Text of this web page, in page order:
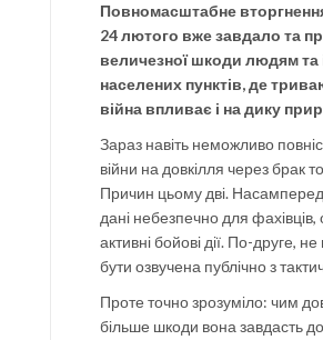
Повномасштабне вторгнення
24 лютого вже завдало та
величезної шкоди людям та
населених пунктів, де
війна впливає і на дику
Зараз навіть неможливо
війни на довкілля через брак
Причин цьому дві. Насамперед,
дані небезпечно для фахівців,
активні бойові дії. По-друге,
бути озвучена публічно з
Проте точно зрозуміло: чим
більше шкоди вона завдасть